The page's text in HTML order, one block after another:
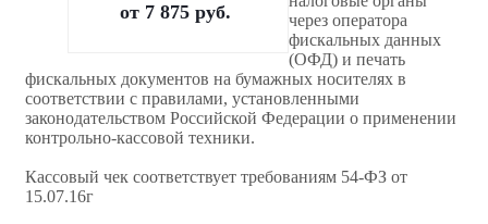
от 7 875 руб.
через оператора
фискальных данных
(ОФД) и печать
фискальных документов на бумажных носителях в
соответствии с правилами, установленными
законодательством Российской Федерации о применении
контрольно-кассовой техники.
Кассовый чек соответствует требованиям 54-ФЗ от
15.07.16г